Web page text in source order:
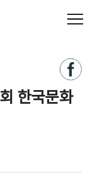
한국문화